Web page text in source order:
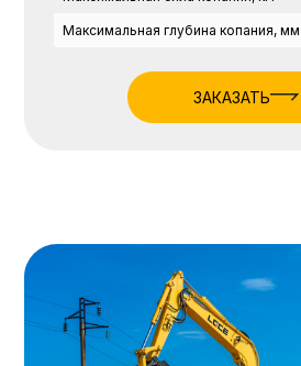
Максимальная глубина копания, мм
ЗАКАЗАТЬ